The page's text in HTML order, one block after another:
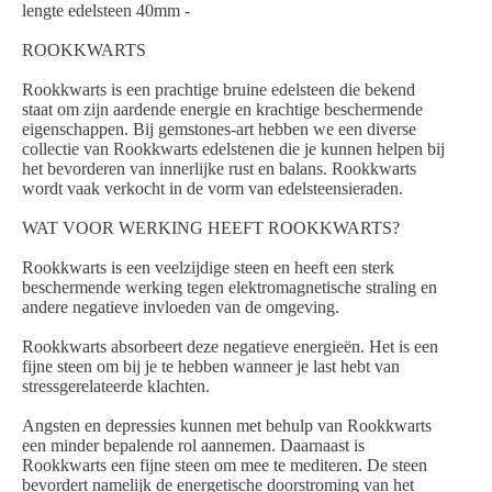
lengte edelsteen 40mm -
ROOKKWARTS
Rookkwarts is een prachtige bruine edelsteen die bekend
staat om zijn aardende energie en krachtige beschermende
eigenschappen. Bij gemstones-art hebben we een diverse
collectie van Rookkwarts edelstenen die je kunnen helpen bij
het bevorderen van innerlijke rust en balans. Rookkwarts
wordt vaak verkocht in de vorm van edelsteensieraden.
WAT VOOR WERKING HEEFT ROOKKWARTS?
Rookkwarts is een veelzijdige steen en heeft een sterk
beschermende werking tegen elektromagnetische straling en
andere negatieve invloeden van de omgeving.
Rookkwarts absorbeert deze negatieve energieën. Het is een
fijne steen om bij je te hebben wanneer je last hebt van
stressgerelateerde klachten.
Angsten en depressies kunnen met behulp van Rookkwarts
een minder bepalende rol aannemen. Daarnaast is
Rookkwarts een fijne steen om mee te mediteren. De steen
bevordert namelijk de energetische doorstroming van het